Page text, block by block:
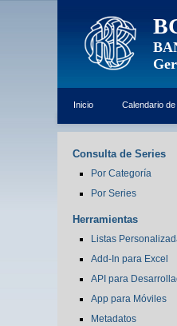
Inicio Calendario
Consulta de Series
Por Categoría
Por Series
Herramientas
Listas
Add-In para Excel
API para
App para Móviles
Metadatos